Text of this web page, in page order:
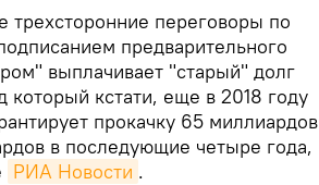
переговоры по
предварительного
выплачивает "старый" долг
который кстати, еще в 2018 году
прокачку 65 миллиардов
в последующие четыре года,
РИА Новости .